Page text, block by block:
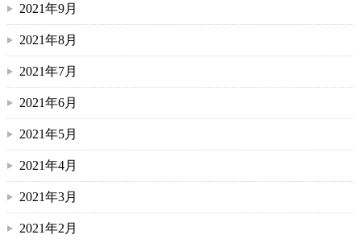
2021年9月
2021年8月
2021年7月
2021年6月
2021年5月
2021年4月
2021年3月
2021年2月